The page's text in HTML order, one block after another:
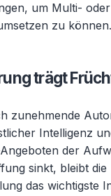
um Multi-
zu können.
trägt
zunehmende
Intelligenz
der
sinkt, bleibt die
das wichtigste